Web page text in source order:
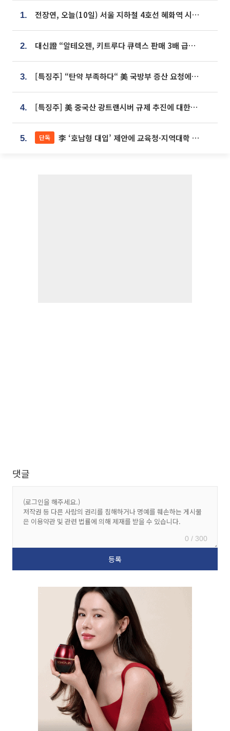
1. 전장연, 오늘(10일) 서울 지하철 4호선 혜화역 시위…1호선 용산역 무정차
2. 대신證 “알테오젠, 키트루다 큐렉스 판매 3배 급증…목표가 41만원 상향”
3. [특징주] “탄약 부족하다“ 美 국방부 증산 요청에⋯국내 방산주 급등세
4. [특징주] 美 중국산 광트랜시버 규제 추진에 대한광통신 등 광통신株 강세
5. 단독 李 ‘호남형 대입’ 제안에 교육청·지역대학 서·논술형 입시 연계 '착수'
댓글
0 / 300